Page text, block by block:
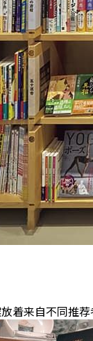
着来自不同推